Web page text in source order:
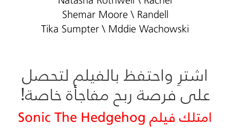
Shemar Moore \ Randell
Tika Sumpter \ Mddie Wachowski
اشترِ واحتفظ بالفيلم لتحصل
على فرصة ربح مفاجأة خاصة!
امتلك فيلم Sonic The Hedgehog